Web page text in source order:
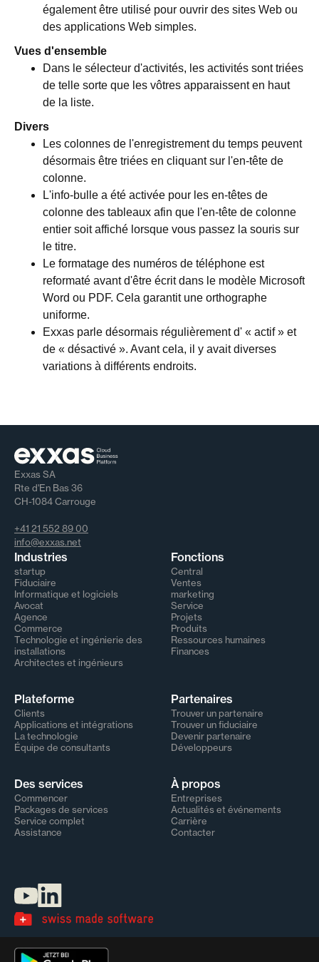
également être utilisé pour ouvrir des sites Web ou
des applications Web simples.
Vues d'ensemble
Dans le sélecteur d'activités, les activités sont triées
de telle sorte que les vôtres apparaissent en haut
de la liste.
Divers
Les colonnes de l'enregistrement du temps peuvent
désormais être triées en cliquant sur l'en-tête de
colonne.
L'info-bulle a été activée pour les en-têtes de
colonne des tableaux afin que l'en-tête de colonne
entier soit affiché lorsque vous passez la souris sur
le titre.
Le formatage des numéros de téléphone est
reformaté avant d'être écrit dans le modèle Microsoft
Word ou PDF. Cela garantit une orthographe
uniforme.
Exxas parle désormais régulièrement d' « actif » et
de « désactivé ». Avant cela, il y avait diverses
variations à différents endroits.
Exxas SA
Rte d'En Bas 36
CH-1084 Carrouge
+41 21 552 89 00
info@exxas.net
Industries
startup
Fiduciaire
Informatique et logiciels
Avocat
Agence
Commerce
Technologie et ingénierie des
installations
Architectes et ingénieurs
Fonctions
Central
Ventes
marketing
Service
Projets
Produits
Ressources humaines
Finances
Plateforme
Clients
Applications et intégrations
La technologie
Équipe de consultants
Partenaires
Trouver un partenaire
Trouver un fiduciaire
Devenir partenaire
Développeurs
Des services
Commencer
Packages de services
Service complet
Assistance
À propos
Entreprises
Actualités et événements
Carrière
Contacter